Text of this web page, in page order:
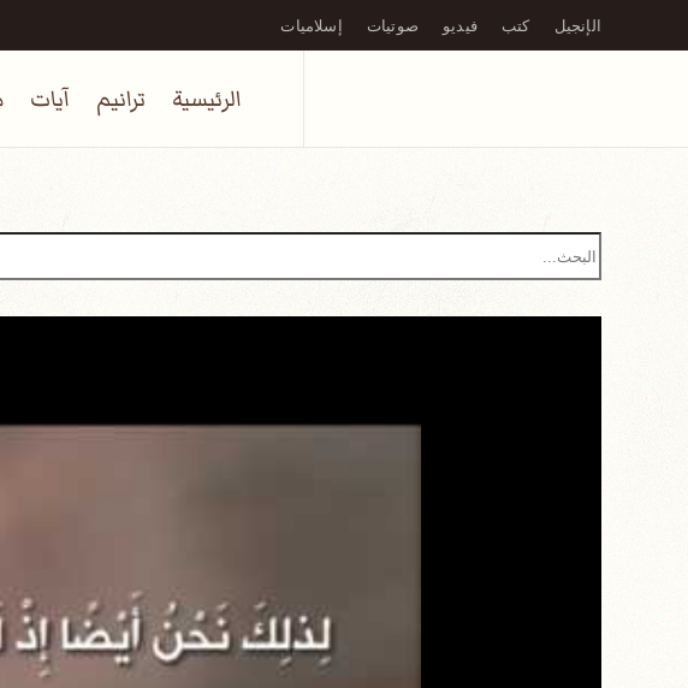
Skip to main content
الإنجيل كتب فيديو صوتيات إسلاميات
الرئيسية ترانيم آيات